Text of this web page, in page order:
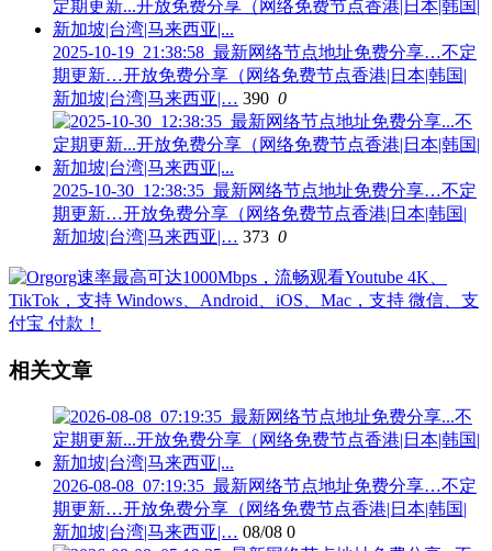
2025-10-19_21:38:58_最新网络节点地址免费分享…不定
期更新…开放免费分享（网络免费节点香港|日本|韩国|
新加坡|台湾|马来西亚|… 390 0
2025-10-30_12:38:35_最新网络节点地址免费分享…不定
期更新…开放免费分享（网络免费节点香港|日本|韩国|
新加坡|台湾|马来西亚|… 373 0
相关文章
2026-08-08_07:19:35_最新网络节点地址免费分享…不定
期更新…开放免费分享（网络免费节点香港|日本|韩国|
新加坡|台湾|马来西亚|… 08/08 0